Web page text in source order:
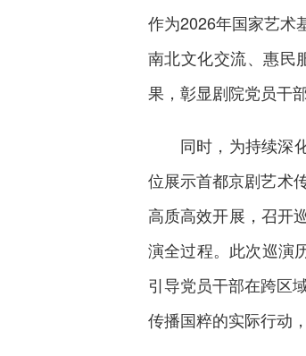
作为2026年国家艺术
南北文化交流、惠民
果，彰显剧院党员干
同时，为持续深
位展示首都京剧艺术
高质高效开展，召开
演全过程。此次巡演
引导党员干部在跨区
传播国粹的实际行动